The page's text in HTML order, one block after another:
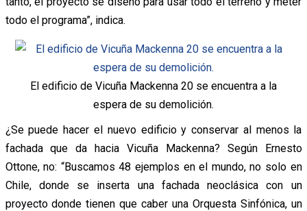
todo el programa”, indica.
El edificio de Vicuña Mackenna 20 se encuentra a la
espera de su demolición.
¿Se puede hacer el nuevo edificio y conservar al menos la
fachada que da hacia Vicuña Mackenna? Según Ernesto
Ottone, no: “Buscamos 48 ejemplos en el mundo, no solo en
Chile, donde se inserta una fachada neoclásica con un
proyecto donde tienen que caber una Orquesta Sinfónica, un